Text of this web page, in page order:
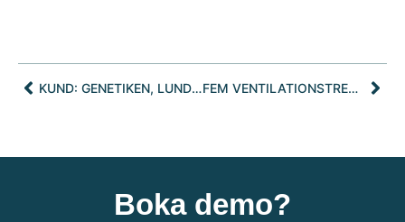
KUND: GENETIKEN, LUNDS UNIVERSITET FEM VENTILATIONSTRENDER 2025
Boka demo?